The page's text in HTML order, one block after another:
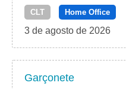
CLT Home Office
3 de agosto de 2026
Garçonete